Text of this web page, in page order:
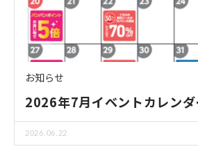
お知らせ
2026年7月イベントカレンダ
2026.06.22